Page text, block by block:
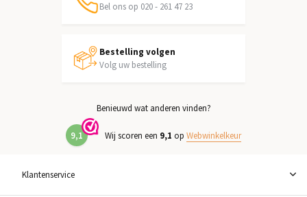
Bel ons op 020 - 261 47 23
Bestelling volgen
Volg uw bestelling
Benieuwd wat anderen vinden?
9,1 Wij scoren een 9,1 op Webwinkelkeur
Klantenservice